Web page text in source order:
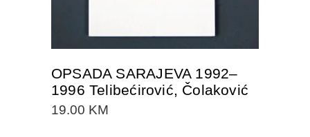
OPSADA SARAJEVA 1992–
1996 Telibećirović, Čolaković
19.00 KM